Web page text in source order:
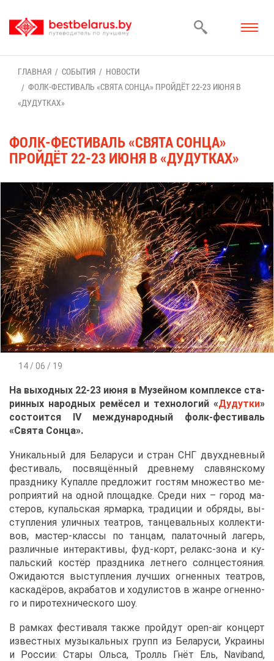
ГЛАВ­НАЯ СО­БЫ­ТИЯ
НО­ВО­СТИ
ФОЛК-ФЕ­СТИ­ВАЛЬ «СВЯ­ТА СОН­ЦА» ПРОЙ­ДЁТ 22-23 ИЮНЯ В
«ДУ­ДУТ­КАХ »
ФОЛК-ФЕ­СТИ­ВАЛЬ «СВЯ­ТА СОН­ЦА»
ПРОЙ­ДЁТ 22-23 ИЮНЯ В «ДУ­ДУТ­КАХ »
14 / 06 / 19
На вы­ход­ных 22-23 июня в Му­зей­ном ком­плек­се ста­
рин­ных на­род­ных ре­мё­сел и тех­но­ло­гий «Ду­дут­ки»
со­сто­ит­ся IV меж­ду­на­род­ный фолк-фе­сти­валь
«Свя­та Сон­ца».
Уни­каль­ный для Бе­ла­ру­си и стран СНГ двух­днев­ный
фе­сти­валь, по­свя­щён­ный древ­не­му сла­вян­ско­му
празд­ни­ку Ку­пал­ле пред­ло­жит го­стям мно­же­ство ме­
ро­при­я­тий на од­ной пло­щад­ке. Сре­ди них – го­род ма­
сте­ров, ку­паль­ская яр­мар­ка, тра­ди­ции и об­ря­ды, вы­
ступ­ле­ния улич­ных те­ат­ров, тан­це­валь­ных кол­лек­ти­
вов, ма­стер-клас­сы по тан­цам, па­ла­точ­ный ла­герь,
раз­лич­ные ин­тер­ак­ти­вы, фуд-корт, ре­лакс-зо­на и ку­
паль­ский ко­стёр празд­ни­ка лет­не­го солн­це­сто­я­ния.
Ожи­да­ют­ся вы­ступ­ле­ния луч­ших ог­нен­ных те­ат­ров,
кас­ка­дё­ров, ак­ра­ба­тов и хо­ду­ли­стов в жан­ре ог­нен­но­
го и пи­ро­тех­ни­че­ско­го шоу.
В рам­ках фе­сти­ва­ля та­к­же прой­дут open-air кон­церт
из­вест­ных му­зы­каль­ных групп из Бе­ла­ру­си, Укра­и­ны
и Рос­сии: Ста­ры Оль­са, Тролль Гнёт Ель, Naviband,